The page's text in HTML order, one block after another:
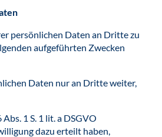
persönlichen Daten an Dritte zu
aufgeführten Zwecken
Daten nur an Dritte weiter,
1 S. 1 lit. a DSGVO
dazu erteilt haben,